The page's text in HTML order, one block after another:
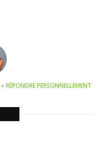
RÉPONDRE PERSONNELLEMENT